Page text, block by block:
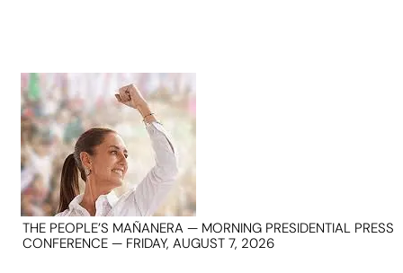
THE PEOPLE’S MAÑANERA — MORNING PRESIDENTIAL PRESS
CONFERENCE — FRIDAY, AUGUST 7, 2026